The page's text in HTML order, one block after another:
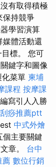
有取得積極
保持競爭
學習演算
媒體活動還
標。 您可
鍵字和圖像
菜單 柬埔
課程 按摩課
寫引人入勝
痧推薦ptt
中式外燴
個主要關鍵
章。 台中
薦 數位行銷